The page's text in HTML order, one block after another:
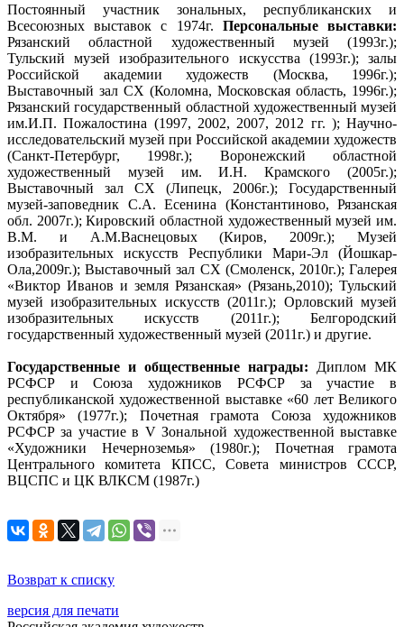
Постоянный участник зональных, республиканских и
Всесоюзных выставок с 1974г. Персональные выставки:
Рязанский областной художественный музей (1993г.);
Тульский музей изобразительного искусства (1993г.); залы
Российской академии художеств (Москва, 1996г.);
Выставочный зал СХ (Коломна, Московская область, 1996г.);
Рязанский государственный областной художественный музей
им.И.П. Пожалостина (1997, 2002, 2007, 2012 гг. ); Научно-
исследовательский музей при Российской академии художеств
(Санкт-Петербург, 1998г.); Воронежский областной
художественный музей им. И.Н. Крамского (2005г.);
Выставочный зал СХ (Липецк, 2006г.); Государственный
музей-заповедник С.А. Есенина (Константиново, Рязанская
обл. 2007г.); Кировский областной художественный музей им.
В.М. и А.М.Васнецовых (Киров, 2009г.); Музей
изобразительных искусств Республики Мари-Эл (Йошкар-
Ола,2009г.); Выставочный зал СХ (Смоленск, 2010г.); Галерея
«Виктор Иванов и земля Рязанская» (Рязань,2010); Тульский
музей изобразительных искусств (2011г.); Орловский музей
изобразительных искусств (2011г.); Белгородский
государственный художественный музей (2011г.) и другие.
Государственные и общественные награды: Диплом МК
РСФСР и Союза художников РСФСР за участие в
республиканской художественной выставке «60 лет Великого
Октября» (1977г.); Почетная грамота Союза художников
РСФСР за участие в V Зональной художественной выставке
«Художники Нечерноземья» (1980г.); Почетная грамота
Центрального комитета КПСС, Совета министров СССР,
ВЦСПС и ЦК ВЛКСМ (1987г.)
Возврат к списку
версия для печати